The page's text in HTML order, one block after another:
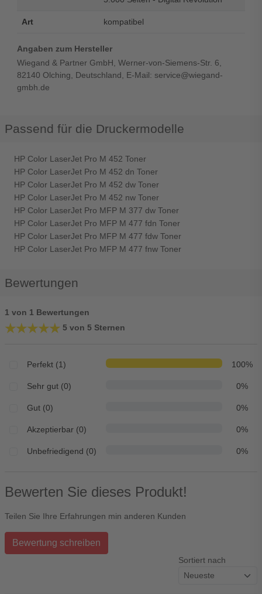
Art kompatibel
Angaben zum Hersteller
Wiegand & Partner GmbH, Werner-von-Siemens-Str. 6,
82140 Olching, Deutschland, E-Mail: service@wiegand-
gmbh.de
Passend für die Druckermodelle
HP Color LaserJet Pro M 452 Toner
HP Color LaserJet Pro M 452 dn Toner
HP Color LaserJet Pro M 452 dw Toner
HP Color LaserJet Pro M 452 nw Toner
HP Color LaserJet Pro MFP M 377 dw Toner
HP Color LaserJet Pro MFP M 477 fdn Toner
HP Color LaserJet Pro MFP M 477 fdw Toner
HP Color LaserJet Pro MFP M 477 fnw Toner
Bewertungen
1 von 1 Bewertungen
★★★★★
★★★★★ 5 von 5 Sternen
Perfekt (1) 100%
Sehr gut (0) 0%
Gut (0) 0%
Akzeptierbar (0) 0%
Unbefriedigend (0) 0%
Bewerten Sie dieses Produkt!
Teilen Sie Ihre Erfahrungen min anderen Kunden
Bewertung schreiben
Sortiert nach